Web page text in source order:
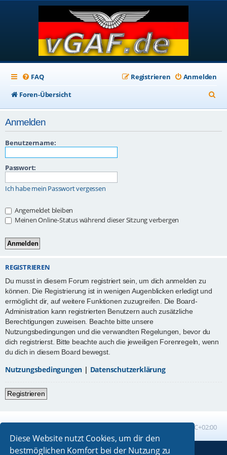
Diese Website nutzt Cookies, um dir den
bestmöglichen Komfort bei der Nutzung zu
FAQ Anmelden
Registrieren
Foren-Übersicht
u
Anmelden
Benutzername:
Passwort:
Ich habe mein Passwort vergessen
Angemeldet bleiben
Meinen Online-Status während dieser Sitzung verbergen
REGISTRIEREN
Du musst in diesem Forum registriert sein, um dich anmelden zu
können. Die Registrierung ist in wenigen Augenblicken erledigt und
ermöglicht dir, auf weitere Funktionen zuzugreifen. Die Board-
Administration kann registrierten Benutzern auch zusätzliche
Berechtigungen zuweisen. Beachte bitte unsere
Nutzungsbedingungen und die verwandten Regelungen, bevor du
dich registrierst. Bitte beachte auch die jeweiligen Forenregeln, wenn
du dich in diesem Board bewegst.
Nutzungsbedingungen | Datenschutzerklärung
Registrieren
UTC+02:00